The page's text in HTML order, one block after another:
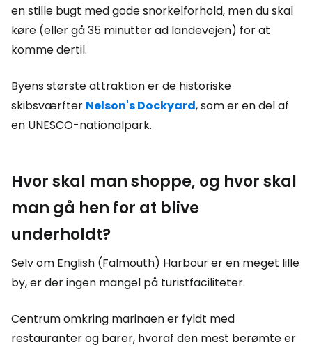
en stille bugt med gode snorkelforhold, men du skal
køre (eller gå 35 minutter ad landevejen) for at
komme dertil.
Byens største attraktion er de historiske
skibsværfter Nelson's Dockyard,som er en del af
en UNESCO-nationalpark.
Hvor skal man shoppe, og hvor skal
man gå hen for at blive
underholdt?
Selv om English (Falmouth) Harbour er en meget lille
by, er der ingen mangel på turistfaciliteter.
Centrum omkring marinaen er fyldt med
restauranter og barer, hvoraf den mest berømte er